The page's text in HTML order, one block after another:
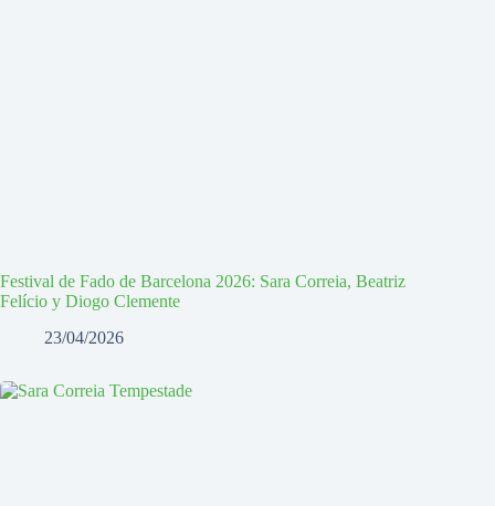
Festival de Fado de Barcelona 2026: Sara Correia, Beatriz
Felício y Diogo Clemente
23/04/2026